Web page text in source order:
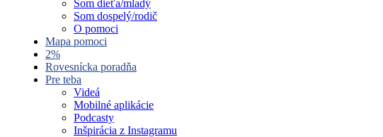
Som dieťa/mladý
Som dospelý/rodič
O pomoci
Mapa pomoci
2%
Rovesnícka poradňa
Pre teba
Videá
Mobilné aplikácie
Podcasty
Inšpirácia z Instagramu